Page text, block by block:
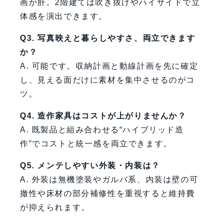
画が肝。2階建ては吹き抜けやハイサイドで立
体感を演出できます。
Q3. 写真映えと暮らしやすさ、両立できます
か？
A. 可能です。収納計画と動線計画を先に確定
し、見える面だけに素材を集中させるのがコ
ツ。
Q4. 造作家具はコストが上がりませんか？
A. 既製品と組み合わせる“ハイブリッド造
作”でコストと統一感を両立できます。
Q5. メンテしやすい外装・内装は？
A. 外装は無機塗装やガルバ系、内装は壁の可
撤性や床材の部分補修性を重視すると維持費
が抑えられます。